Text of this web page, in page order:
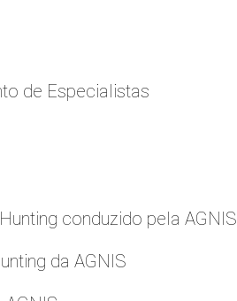
de Especialistas
conduzido pela AGNIS
da AGNIS